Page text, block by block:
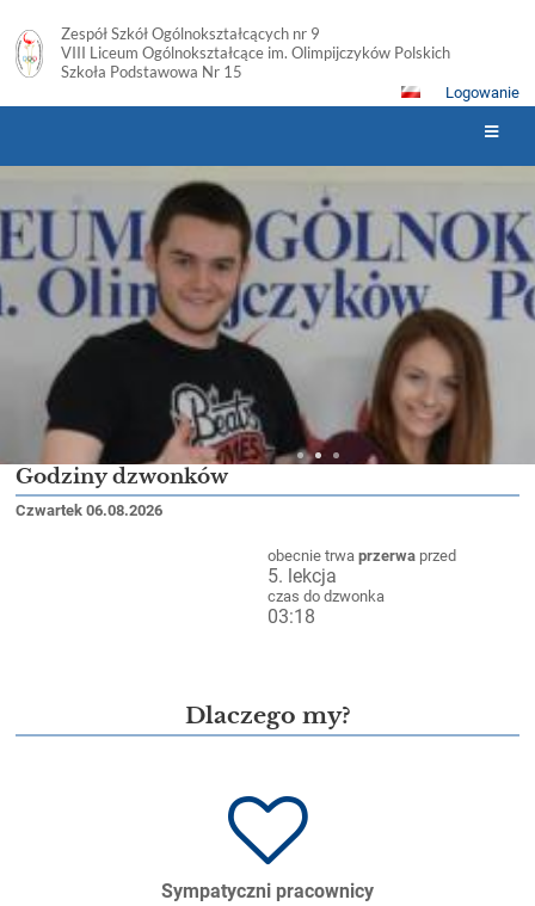
Zespół Szkół Ogólnokształcących nr 9
VIII Liceum Ogólnokształcące im. Olimpijczyków Polskich
Szkoła Podstawowa Nr 15
Logowanie
główna
VIII LO - dobry wybór na lepszą
Godziny dzwonków
Czwartek 06.08.2026
obecnie trwa przerwa przed
5. lekcja
czas do dzwonka
03:15
Dlaczego my?
Sympatyczni pracownicy